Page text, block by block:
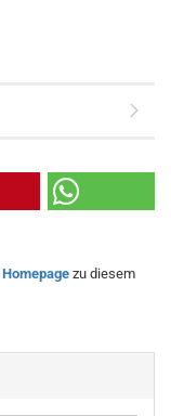
Homepage zu diesem